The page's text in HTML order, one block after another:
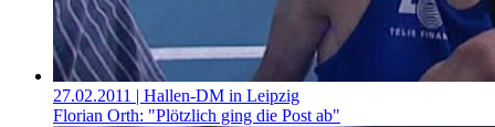
27.02.2011 | Hallen-DM in Leipzig
Florian Orth: "Plötzlich ging die Post ab"